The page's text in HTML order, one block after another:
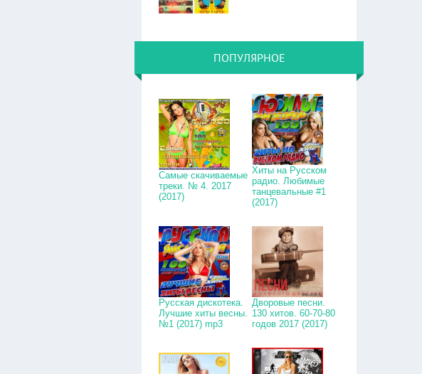
ПОПУЛЯРНОЕ
Самые скачиваемые
треки. № 4. 2017
(2017)
Хиты на Русском
радио. Любимые
танцевальные #1
(2017)
Русская дискотека.
Лучшие хиты весны.
№1 (2017) mp3
Дворовые песни.
130 хитов. 60-70-80
годов 2017 (2017)